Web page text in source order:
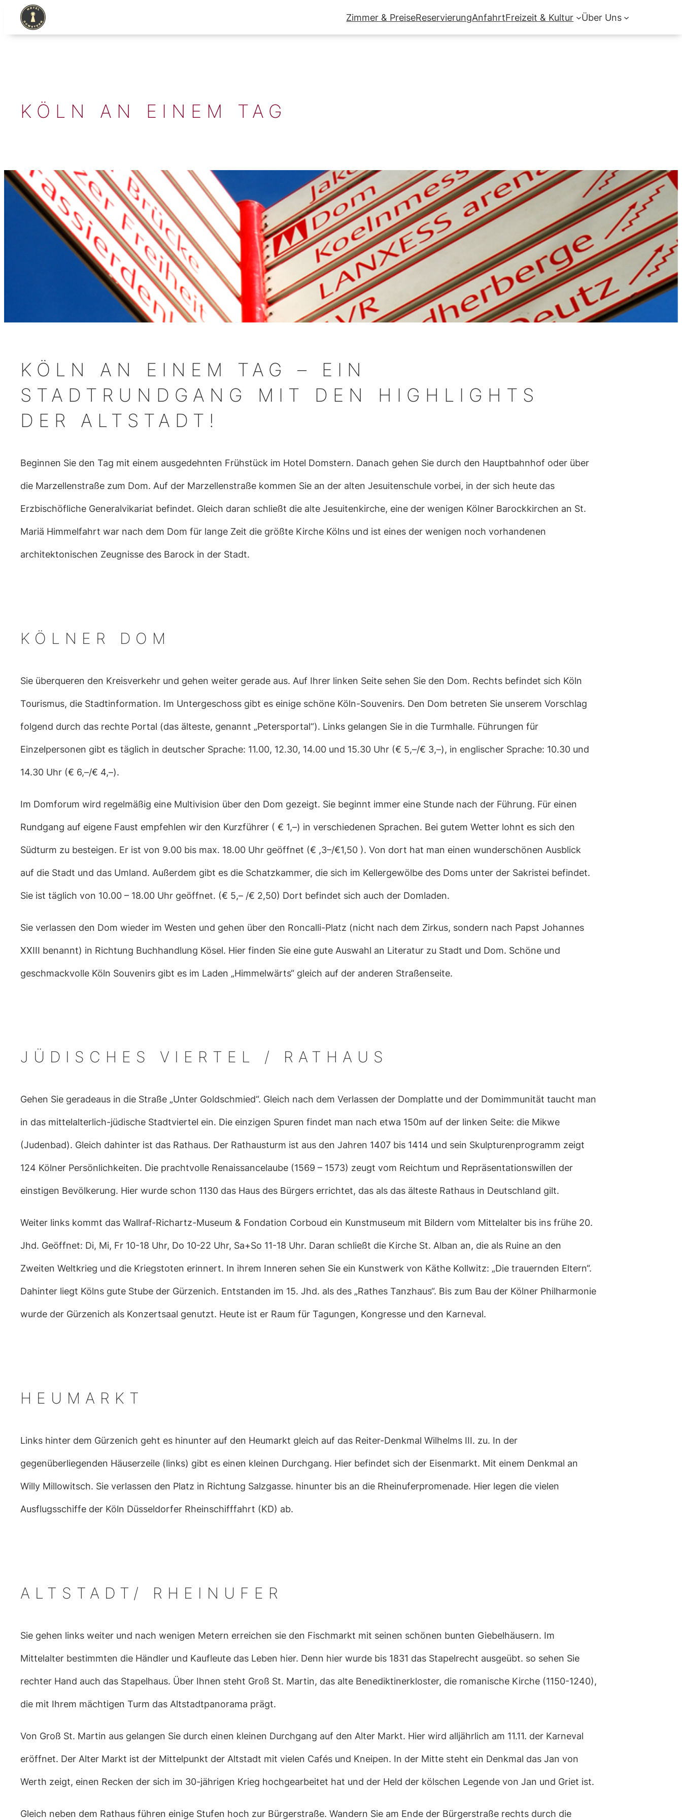
Skip
to
Zimmer & PreiseReservierungAnfahrtFreizeit & Kultur Über Uns
KÖLN AN EINEM TAG
KÖLN AN EINEM TAG – EIN
STADTRUNDGANG MIT DEN HIGHLIGHTS
DER ALTSTADT!
Beginnen Sie den Tag mit einem ausgedehnten Frühstück im Hotel Domstern. Danach gehen Sie durch den Hauptbahnhof oder über
die Marzellenstraße zum Dom. Auf der Marzellenstraße kommen Sie an der alten Jesuitenschule vorbei, in der sich heute das
Erzbischöfliche Generalvikariat befindet. Gleich daran schließt die alte Jesuitenkirche, eine der wenigen Kölner Barockkirchen an St.
Mariä Himmelfahrt war nach dem Dom für lange Zeit die größte Kirche Kölns und ist eines der wenigen noch vorhandenen
architektonischen Zeugnisse des Barock in der Stadt.
KÖLNER DOM
Sie überqueren den Kreisverkehr und gehen weiter gerade aus. Auf Ihrer linken Seite sehen Sie den Dom. Rechts befindet sich Köln
Tourismus, die Stadtinformation. Im Untergeschoss gibt es einige schöne Köln-Souvenirs. Den Dom betreten Sie unserem Vorschlag
folgend durch das rechte Portal (das älteste, genannt „Petersportal“). Links gelangen Sie in die Turmhalle. Führungen für
Einzelpersonen gibt es täglich in deutscher Sprache: 11.00, 12.30, 14.00 und 15.30 Uhr (€ 5,–/€ 3,–), in englischer Sprache: 10.30 und
14.30 Uhr (€ 6,–/€ 4,–).
Im Domforum wird regelmäßig eine Multivision über den Dom gezeigt. Sie beginnt immer eine Stunde nach der Führung. Für einen
Rundgang auf eigene Faust empfehlen wir den Kurzführer ( € 1,–) in verschiedenen Sprachen. Bei gutem Wetter lohnt es sich den
Südturm zu besteigen. Er ist von 9.00 bis max. 18.00 Uhr geöffnet (€ ,3–/€1,50 ). Von dort hat man einen wunderschönen Ausblick
auf die Stadt und das Umland. Außerdem gibt es die Schatzkammer, die sich im Kellergewölbe des Doms unter der Sakristei befindet.
Sie ist täglich von 10.00 – 18.00 Uhr geöffnet. (€ 5,– /€ 2,50) Dort befindet sich auch der Domladen.
Sie verlassen den Dom wieder im Westen und gehen über den Roncalli-Platz (nicht nach dem Zirkus, sondern nach Papst Johannes
XXIII benannt) in Richtung Buchhandlung Kösel. Hier finden Sie eine gute Auswahl an Literatur zu Stadt und Dom. Schöne und
geschmackvolle Köln Souvenirs gibt es im Laden „Himmelwärts“ gleich auf der anderen Straßenseite.
JÜDISCHES VIERTEL / RATHAUS
Gehen Sie geradeaus in die Straße „Unter Goldschmied“. Gleich nach dem Verlassen der Domplatte und der Domimmunität taucht man
in das mittelalterlich-jüdische Stadtviertel ein. Die einzigen Spuren findet man nach etwa 150m auf der linken Seite: die Mikwe
(Judenbad). Gleich dahinter ist das Rathaus. Der Rathausturm ist aus den Jahren 1407 bis 1414 und sein Skulpturenprogramm zeigt
124 Kölner Persönlichkeiten. Die prachtvolle Renaissancelaube (1569 – 1573) zeugt vom Reichtum und Repräsentationswillen der
einstigen Bevölkerung. Hier wurde schon 1130 das Haus des Bürgers errichtet, das als das älteste Rathaus in Deutschland gilt.
Weiter links kommt das Wallraf-Richartz-Museum & Fondation Corboud ein Kunstmuseum mit Bildern vom Mittelalter bis ins frühe 20.
Jhd. Geöffnet: Di, Mi, Fr 10-18 Uhr, Do 10-22 Uhr, Sa+So 11-18 Uhr. Daran schließt die Kirche St. Alban an, die als Ruine an den
Zweiten Weltkrieg und die Kriegstoten erinnert. In ihrem Inneren sehen Sie ein Kunstwerk von Käthe Kollwitz: „Die trauernden Eltern“.
Dahinter liegt Kölns gute Stube der Gürzenich. Entstanden im 15. Jhd. als des „Rathes Tanzhaus“. Bis zum Bau der Kölner Philharmonie
wurde der Gürzenich als Konzertsaal genutzt. Heute ist er Raum für Tagungen, Kongresse und den Karneval.
HEUMARKT
Links hinter dem Gürzenich geht es hinunter auf den Heumarkt gleich auf das Reiter-Denkmal Wilhelms III. zu. In der
gegenüberliegenden Häuserzeile (links) gibt es einen kleinen Durchgang. Hier befindet sich der Eisenmarkt. Mit einem Denkmal an
Willy Millowitsch. Sie verlassen den Platz in Richtung Salzgasse. hinunter bis an die Rheinuferpromenade. Hier legen die vielen
Ausflugsschiffe der Köln Düsseldorfer Rheinschifffahrt (KD) ab.
ALTSTADT/ RHEINUFER
Sie gehen links weiter und nach wenigen Metern erreichen sie den Fischmarkt mit seinen schönen bunten Giebelhäusern. Im
Mittelalter bestimmten die Händler und Kaufleute das Leben hier. Denn hier wurde bis 1831 das Stapelrecht ausgeübt. so sehen Sie
rechter Hand auch das Stapelhaus. Über Ihnen steht Groß St. Martin, das alte Benediktinerkloster, die romanische Kirche (1150-1240),
die mit Ihrem mächtigen Turm das Altstadtpanorama prägt.
Von Groß St. Martin aus gelangen Sie durch einen kleinen Durchgang auf den Alter Markt. Hier wird alljährlich am 11.11. der Karneval
eröffnet. Der Alter Markt ist der Mittelpunkt der Altstadt mit vielen Cafés und Kneipen. In der Mitte steht ein Denkmal das Jan von
Werth zeigt, einen Recken der sich im 30-jährigen Krieg hochgearbeitet hat und der Held der kölschen Legende von Jan und Griet ist.
Gleich neben dem Rathaus führen einige Stufen hoch zur Bürgerstraße. Wandern Sie am Ende der Bürgerstraße rechts durch die